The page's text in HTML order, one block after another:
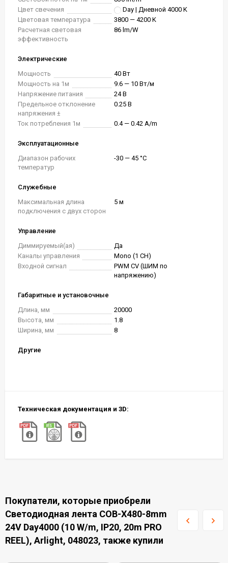
Цвет свечения
Day | Дневной 4000 K
Цветовая температура
3800 — 4200 K
Расчетная световая
эффективность
86 lm/W
Электрические
Мощность
40 Вт
Мощность на 1м
9.6 — 10 Вт/м
Напряжение питания
24 В
Предельное отклонение
напряжения ±
0.25 В
Ток потребления 1м 0.4 — 0.42 A/m
Эксплуатационные
Диапазон рабочих
температур
-30 — 45 °C
Служебные
Максимальная длина
подключения с двух сторон
5 м
Управление
Диммируемый(ая)
Да
Каналы управления
Mono (1 CH)
Входной сигнал
PWM СV (ШИМ по
напряжению)
Габаритные и установочные
Длина, мм
20000
Высота, мм
1.8
Ширина, мм
8
Другие
Техническая документация и 3D:
Покупатели, которые приобрели
Светодиодная лента COB-X480-8mm
24V Day4000 (10 W/m, IP20, 20m PRO
REEL), Arlight, 048023, также купили